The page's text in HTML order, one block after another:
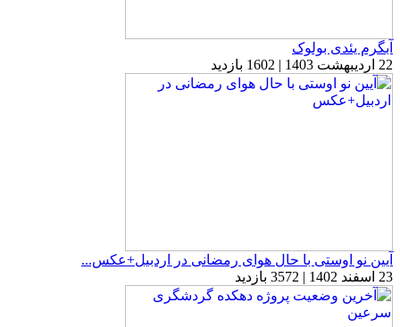
آبگرم یئدی بولوک
22 اردیبهشت 1403 | 1602 بازدید
آیین نو اوستی با حال هوای رمضانی در اردبیل+عکس...
23 اسفند 1402 | 3572 بازدید